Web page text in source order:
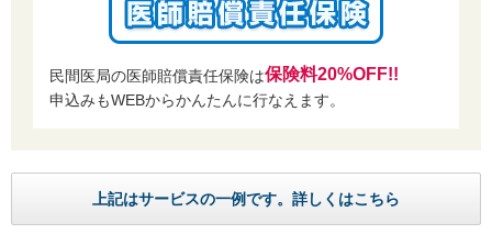
1.1 第3条各号の禁止行為を行った場合
1.2 当社の保守管理上、当該情報や文章等の削除が必要であると判断した場
1.3 登録や提供された情報、文章の容量等が、当社の機器に設定された所定
の記録容量や文書数を超過した場合
当社関係者は一切の責任を負わないものとします。
民間医局の医師賠償責任保険は保険料20%OFF!!
申込みもWEBからかんたんに行なえます。
上記はサービスの一例です。詳しくはこちら